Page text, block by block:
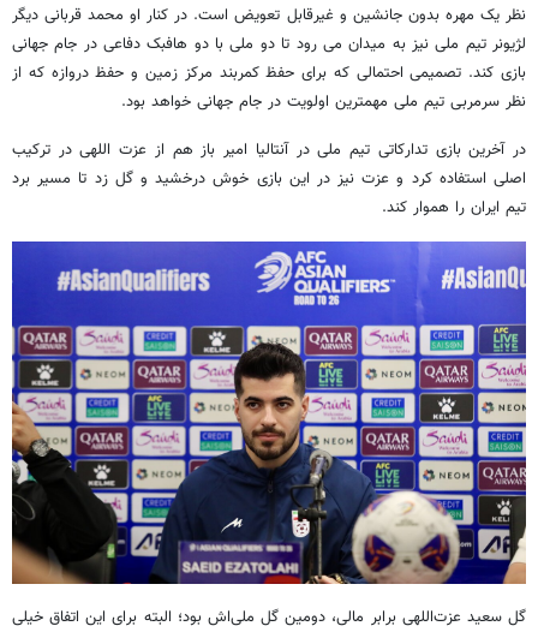
نظر یک مهره بدون جانشین و غیرقابل تعویض است. در کنار او محمد قربانی دیگر
لژیونر تیم ملی نیز به میدان می رود تا دو ملی با دو هافبک دفاعی در جام جهانی
بازی کند. تصمیمی احتمالی که برای حفظ کمربند مرکز زمین و حفظ دروازه که از
نظر سرمربی تیم ملی مهمترین اولویت در جام جهانی خواهد بود.
در آخرین بازی تدارکاتی تیم ملی در آنتالیا امیر باز هم از عزت اللهی در ترکیب
اصلی استفاده کرد و عزت نیز در این بازی خوش درخشید و گل زد تا مسیر برد
تیم ایران را هموار کند.
گل سعید عزت‌اللهی برابر مالی، دومین گل ملی‌اش بود؛ البته برای این اتفاق خیلی